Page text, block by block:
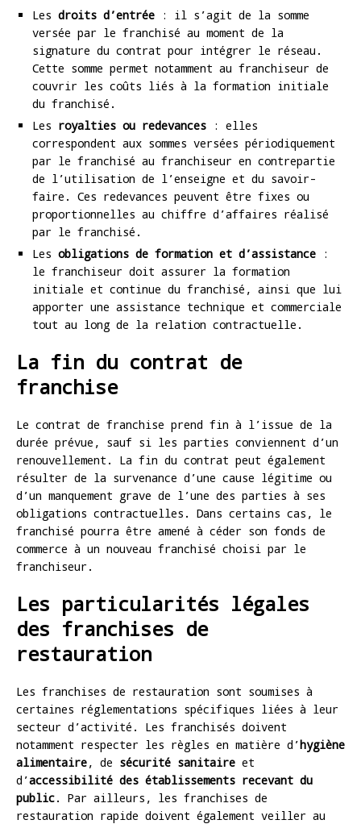
Les droits d’entrée : il s’agit de la somme
versée par le franchisé au moment de la
signature du contrat pour intégrer le réseau.
Cette somme permet notamment au franchiseur de
couvrir les coûts liés à la formation initiale
du franchisé.
Les royalties ou redevances : elles
correspondent aux sommes versées périodiquement
par le franchisé au franchiseur en contrepartie
de l’utilisation de l’enseigne et du savoir-
faire. Ces redevances peuvent être fixes ou
proportionnelles au chiffre d’affaires réalisé
par le franchisé.
Les obligations de formation et d’assistance :
le franchiseur doit assurer la formation
initiale et continue du franchisé, ainsi que lui
apporter une assistance technique et commerciale
tout au long de la relation contractuelle.
La fin du contrat de
franchise
Le contrat de franchise prend fin à l’issue de la
durée prévue, sauf si les parties conviennent d’un
renouvellement. La fin du contrat peut également
résulter de la survenance d’une cause légitime ou
d’un manquement grave de l’une des parties à ses
obligations contractuelles. Dans certains cas, le
franchisé pourra être amené à céder son fonds de
commerce à un nouveau franchisé choisi par le
franchiseur.
Les particularités légales
des franchises de
restauration
Les franchises de restauration sont soumises à
certaines réglementations spécifiques liées à leur
secteur d’activité. Les franchisés doivent
notamment respecter les règles en matière d’hygiène
alimentaire, de sécurité sanitaire et
d’accessibilité des établissements recevant du
public. Par ailleurs, les franchises de
restauration rapide doivent également veiller au